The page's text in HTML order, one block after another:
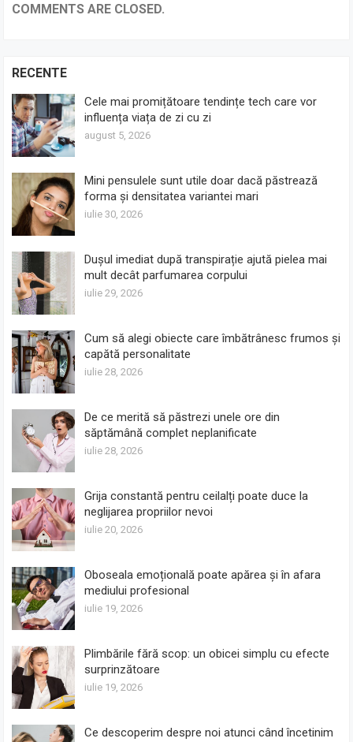
COMMENTS ARE CLOSED.
RECENTE
Cele mai promițătoare tendințe tech care vor
influența viața de zi cu zi
august 5, 2026
Mini pensulele sunt utile doar dacă păstrează
forma și densitatea variantei mari
iulie 30, 2026
Dușul imediat după transpirație ajută pielea mai
mult decât parfumarea corpului
iulie 29, 2026
Cum să alegi obiecte care îmbătrânesc frumos și
capătă personalitate
iulie 28, 2026
De ce merită să păstrezi unele ore din
săptămână complet neplanificate
iulie 28, 2026
Grija constantă pentru ceilalți poate duce la
neglijarea propriilor nevoi
iulie 20, 2026
Oboseala emoțională poate apărea și în afara
mediului profesional
iulie 19, 2026
Plimbările fără scop: un obicei simplu cu efecte
surprinzătoare
iulie 19, 2026
Ce descoperim despre noi atunci când încetinim